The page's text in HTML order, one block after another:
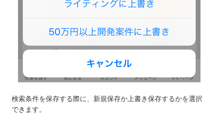
検索条件を保存する際に、新規保存か上書き保存するかを選択
できます。